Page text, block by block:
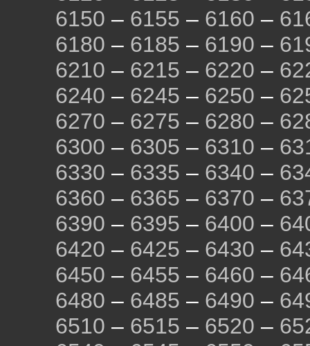
6150 – 6155 – 6160 –
6180 – 6185 – 6190 –
6210 – 6215 – 6220 –
6240 – 6245 – 6250 –
6270 – 6275 – 6280 –
6300 – 6305 – 6310 –
6330 – 6335 – 6340 –
6360 – 6365 – 6370 –
6390 – 6395 – 6400 –
6420 – 6425 – 6430 –
6450 – 6455 – 6460 –
6480 – 6485 – 6490 –
6510 – 6515 – 6520 –